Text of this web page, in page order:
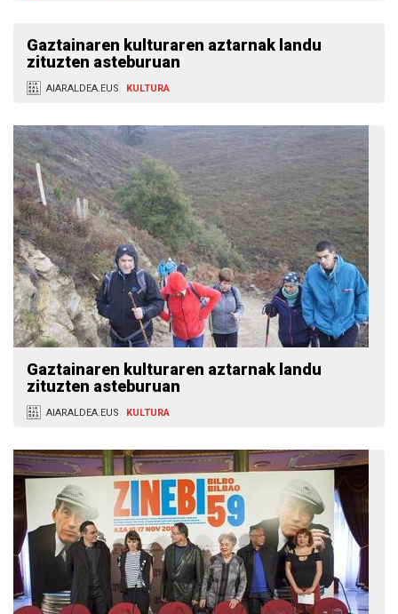
Gaztainaren kulturaren aztarnak landu
zituzten asteburuan
AIARALDEA.EUS KULTURA
Gaztainaren kulturaren aztarnak landu
zituzten asteburuan
AIARALDEA.EUS KULTURA